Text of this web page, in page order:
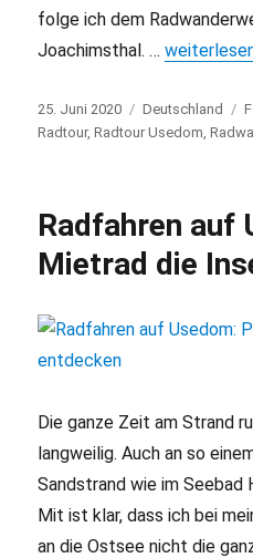
folge ich dem
Joachimsthal. …„Berlin-
Veröffentlicht
am
25. Juni 2020 Kategorien
Deutschland
Radtour,Radtour Usedom ,
Radfahren auf
Mietrad die
Die ganze Zeit am Strand
langweilig. Auch an so
Sandstrand wie im Seebad
Mit ist klar, dass ich bei
an die Ostsee nicht die